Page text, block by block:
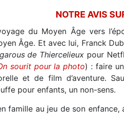
NOTRE AVIS
du Moyen Âge vers
Âge. Et avec lui, Franck
de Thiercelieux pour
sourit pour la photo) : faire
et de film d’aventure.
pour enfants, un non-sens.
famille au jeu de son enfance,